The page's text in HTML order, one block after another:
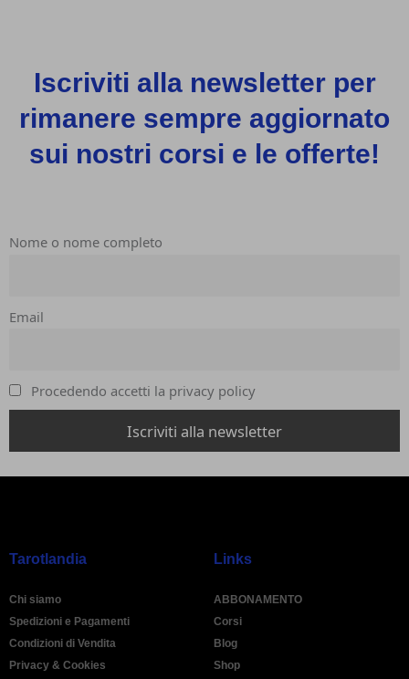
Iscriviti alla newsletter per
rimanere sempre aggiornato
sui nostri corsi e le offerte!
Nome o nome completo
Email
Procedendo accetti la privacy policy
Tarotlandia
Chi siamo
Spedizioni e Pagamenti
Condizioni di Vendita
Privacy & Cookies
Links
ABBONAMENTO
Corsi
Blog
Shop